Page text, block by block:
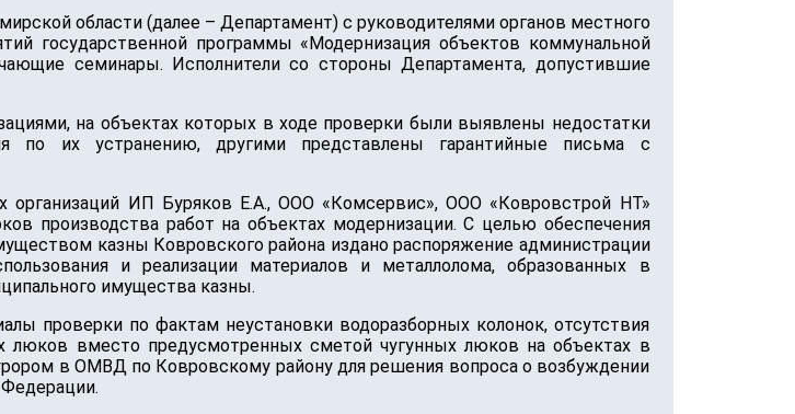
области (далее – Департамент) с руководителями органов местного
государственной программы «Модернизация объектов коммунальной
семинары. Исполнители со стороны Департамента, допустившие
на объектах которых в ходе проверки были выявлены недостатки
по их устранению, другими представлены гарантийные письма с
организаций ИП Буряков Е.А., ООО «Комсервис», ООО «Ковровстрой НТ»
производства работ на объектах модернизации. С целью обеспечения
казны Ковровского района издано распоряжение администрации
и реализации материалов и металлолома, образованных в
имущества казны.
проверки по фактам неустановки водоразборных колонок, отсутствия
люков вместо предусмотренных сметой чугунных люков на объектах в
в ОМВД по Ковровскому району для решения вопроса о возбуждении
Федерации.